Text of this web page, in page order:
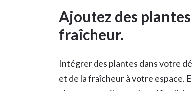
Ajoutez des
fraîcheur.
Intégrer des plantes dans votre
et de la fraîcheur à votre espace.